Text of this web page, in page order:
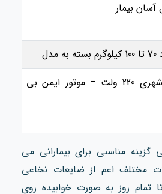
آسان بیمار
برق شهری 220 ولت – موتور ایمن بی‌
گزینه مناسبی برای بیمارانی می
مختلف اعم از ضایعات نخاعی
تمام روز به صورت خوابیده روی